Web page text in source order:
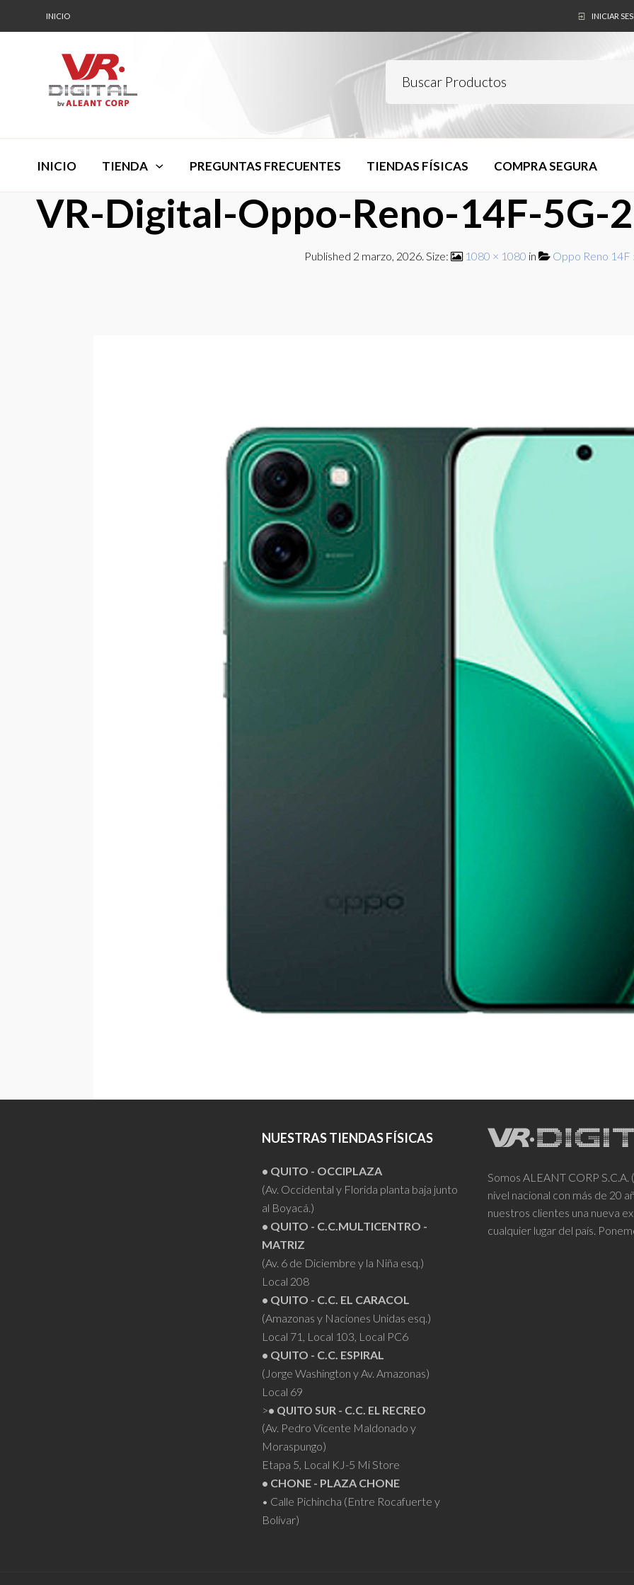
INICIO INICIAR
INICIO TIENDA PREGUNTAS FRECUENTES TIENDAS FÍSICAS COMPRA SEGURA
VR-Digital-Oppo-Reno-14F-5G-2
Published 2 marzo, 2026. Size: 1080 × 1080 in Oppo Reno 14F
NUESTRAS TIENDAS FÍSICAS
• QUITO - OCCIPLAZA
(Av. Occidental y Florida planta baja junto
al Boyacá.)
• QUITO - C.C.MULTICENTRO -
MATRIZ
(Av. 6 de Diciembre y la Niña esq.)
Local 208
• QUITO - C.C. EL CARACOL
(Amazonas y Naciones Unidas esq.)
Local 71, Local 103, Local PC6
• QUITO - C.C. ESPIRAL
(Jorge Washington y Av. Amazonas)
Local 69
>• QUITO SUR - C.C. EL RECREO
(Av. Pedro Vicente Maldonado y
Moraspungo)
Etapa 5, Local KJ-5 Mi Store
• CHONE - PLAZA CHONE
• Calle Pichincha (Entre Rocafuerte y
Bolívar)
Somos ALEANT CORP
nivel nacional con más de 20
nuestros clientes una nueva
cualquier lugar del país.